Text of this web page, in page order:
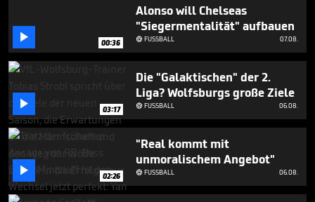
31
seconds
 00:36
Alonso will Chelseas
"Siegermentalität" aufbauen
FUSSBALL 07.08.
 03:17
Die "Galaktischen" der 2.
Liga? Wolfsburgs große Ziele
FUSSBALL 06.08.
 02:26
"Real kommt mit
unmoralischem Angebot"
FUSSBALL 06.08.